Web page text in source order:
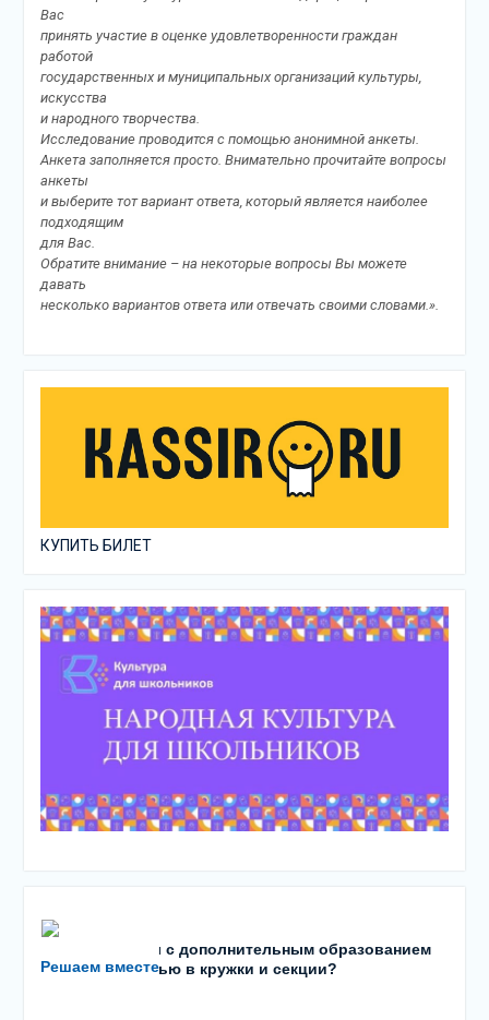
Вас
принять участие в оценке удовлетворенности граждан
работой
государственных и муниципальных организаций культуры,
искусства
и народного творчества.
Исследование проводится с помощью анонимной анкеты.
Анкета заполняется просто. Внимательно прочитайте вопросы
анкеты
и выберите тот вариант ответа, который является наиболее
подходящим
для Вас.
Обратите внимание – на некоторые вопросы Вы можете
давать
несколько вариантов ответа или отвечать своими словами.».
КУПИТЬ БИЛЕТ
Решаем вместе
Есть проблемы с дополнительным образованием
детей? С записью в кружки и секции?